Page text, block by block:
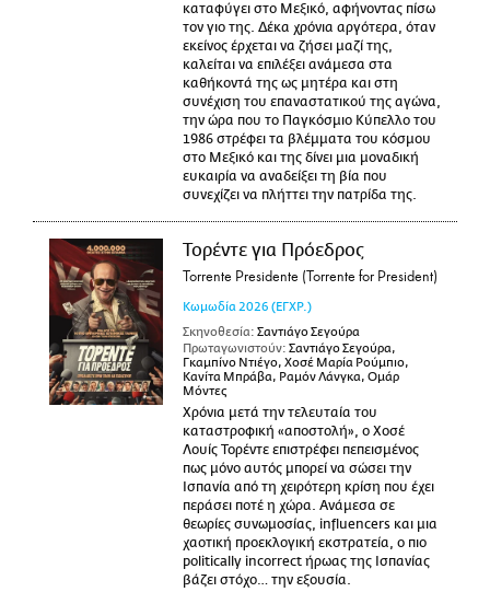
καταφύγει στο Μεξικό, αφήνοντας πίσω
τον γιο της. Δέκα χρόνια αργότερα, όταν
εκείνος έρχεται να ζήσει μαζί της,
καλείται να επιλέξει ανάμεσα στα
καθήκοντά της ως μητέρα και στη
συνέχιση του επαναστατικού της αγώνα,
την ώρα που το Παγκόσμιο Κύπελλο του
1986 στρέφει τα βλέμματα του κόσμου
στο Μεξικό και της δίνει μια μοναδική
ευκαιρία να αναδείξει τη βία που
συνεχίζει να πλήττει την πατρίδα της.
Τορέντε για Πρόεδρος
Torrente Presidente (Torrente for President)
Κωμωδία 2026 (ΕΓΧΡ.)
Σκηνοθεσία: Σαντιάγο Σεγούρα
Πρωταγωνιστούν: Σαντιάγο Σεγούρα,
Γκαμπίνο Ντιέγο, Χοσέ Μαρία Ρούμπιο,
Κανίτα Μπράβα, Ραμόν Λάνγκα, Ομάρ
Μόντες
Χρόνια μετά την τελευταία του
καταστροφική «αποστολή», ο Χοσέ
Λουίς Τορέντε επιστρέφει πεπεισμένος
πως μόνο αυτός μπορεί να σώσει την
Ισπανία από τη χειρότερη κρίση που έχει
περάσει ποτέ η χώρα. Ανάμεσα σε
θεωρίες συνωμοσίας, influencers και μια
χαοτική προεκλογική εκστρατεία, ο πιο
politically incorrect ήρωας της Ισπανίας
βάζει στόχο… την εξουσία.